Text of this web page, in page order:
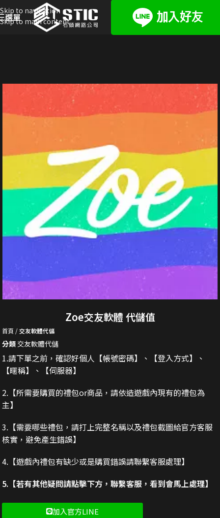
Skip to navigation
Skip to main content
選單
Zoe交友軟體 代儲值
首頁 交友軟體代儲
分類 交友軟體代儲
1.請下單之前，確認好個人【帳號密碼】、【登入方式】、
【暱稱】、【伺服器】
2. 【所需要購買的禮包or商品，請依造遊戲內現有的禮包為
主】
3. 【需要哪些禮包，請打上完整名稱以及禮包截圖給官方客服
核實，避免產生錯誤】
4.【遊戲內禮包有缺少或是購買錯誤請聯繫客服處理】
5.【若有其他疑問請點擊下方，聯繫客服，看到會馬上處理】
加入官方LINE